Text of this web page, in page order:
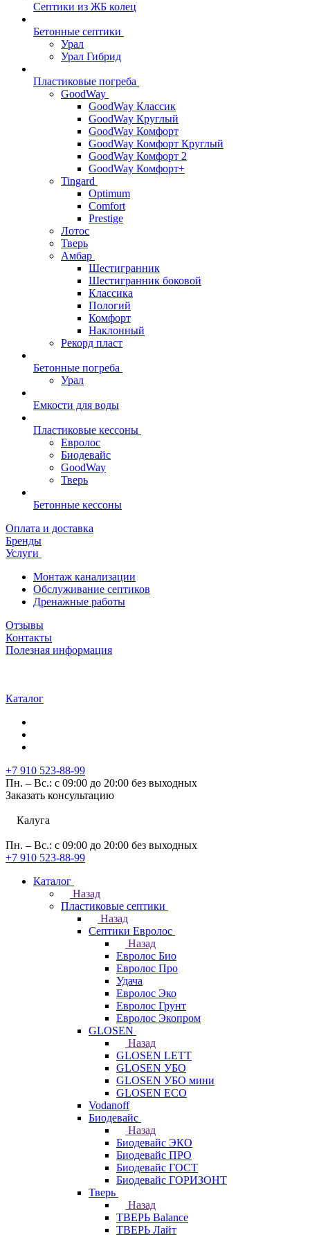
Септики из ЖБ колец
Бетонные септики
Урал
Урал Гибрид
Пластиковые погреба
GoodWay
GoodWay Классик
GoodWay Круглый
GoodWay Комфорт
GoodWay Комфорт Круглый
GoodWay Комфорт 2
GoodWay Комфорт+
Tingard
Optimum
Comfort
Prestige
Лотос
Тверь
Амбар
Шестигранник
Шестигранник боковой
Классика
Пологий
Комфорт
Наклонный
Рекорд пласт
Бетонные погреба
Урал
Емкости для воды
Пластиковые кессоны
Евролос
Биодевайс
GoodWay
Тверь
Бетонные кессоны
Оплата и доставка
Бренды
Услуги
Монтаж канализации
Обслуживание септиков
Дренажные работы
Отзывы
Контакты
Полезная информация
Каталог
+7 910 523-88-99
Пн. – Вс.: с 09:00 до 20:00 без выходных
Заказать консультацию
Калуга
Пн. – Вс.: с 09:00 до 20:00 без выходных
+7 910 523-88-99
Каталог
Назад
Пластиковые септики
Назад
Септики Евролос
Назад
Евролос Био
Евролос Про
Удача
Евролос Эко
Евролос Грунт
Евролос Экопром
GLOSEN
Назад
GLOSEN LETT
GLOSEN УБО
GLOSEN УБО мини
GLOSEN ECO
Vodanoff
Биодевайс
Назад
Биодевайс ЭКО
Биодевайс ПРО
Биодевайс ГОСТ
Биодевайс ГОРИЗОНТ
Тверь
Назад
ТВЕРЬ Balance
ТВЕРЬ Лайт